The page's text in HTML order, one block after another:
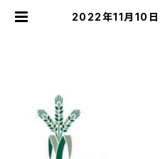
2022年11月10